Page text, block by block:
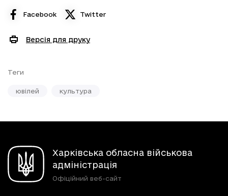
Facebook Twitter
Версія для друку
Теги
ювілей культура
Харківська обласна військова
адміністрація
Офіційний веб-сайт